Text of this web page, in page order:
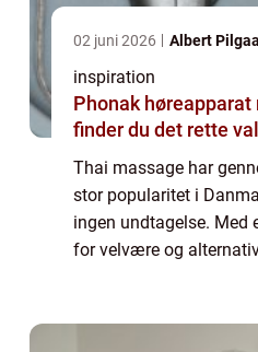
02 juni 2026 Albert
inspiration
Phonak høreapparat
finder du det rette
Thai massage har
stor popularitet i
ingen undtagelse. Med
for velvære og